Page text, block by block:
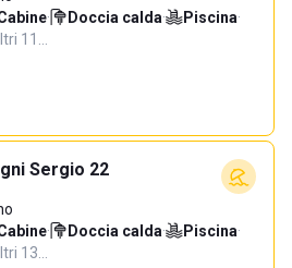
· Doccia calda· Piscina·
11…
Sergio 22
· Doccia calda· Piscina·
13…